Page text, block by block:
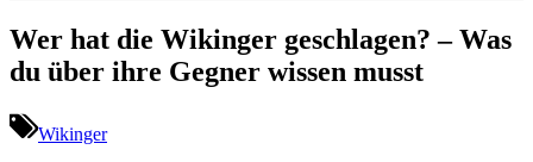
Wer hat die Wikinger geschlagen? – Was
du über ihre Gegner wissen musst
Wikinger